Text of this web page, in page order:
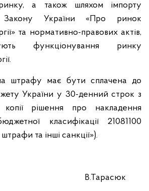
а також шляхом імпорту
Закону України «Про ринок
та нормативно-правових актів,
функціонування ринку
штрафу має бути сплачена до
України у 30-денний строк з
рішення про накладення
класифікації 21081100
та інші санкції»).
В.Тарасюк